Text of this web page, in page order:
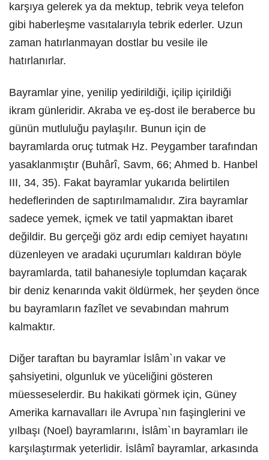
karşıya gelerek ya da mektup, tebrik veya telefon
gibi haberleşme vasıtalarıyla tebrik ederler. Uzun
zaman hatırlanmayan dostlar bu vesile ile
hatırlanırlar.
Bayramlar yine, yenilip yedirildiği, içilip içirildiği
ikram günleridir. Akraba ve eş-dost ile beraberce bu
günün mutluluğu paylaşılır. Bunun için de
bayramlarda oruç tutmak Hz. Peygamber tarafından
yasaklanmıştır (Buhârî, Savm, 66; Ahmed b. Hanbel
III, 34, 35). Fakat bayramlar yukarıda belirtilen
hedeflerinden de saptırılmamalıdır. Zira bayramlar
sadece yemek, içmek ve tatil yapmaktan ibaret
değildir. Bu gerçeği göz ardı edip cemiyet hayatını
düzenleyen ve aradaki uçurumları kaldıran böyle
bayramlarda, tatil bahanesiyle toplumdan kaçarak
bir deniz kenarında vakit öldürmek, her şeyden önce
bu bayramların fazîlet ve sevabından mahrum
kalmaktır.
Diğer taraftan bu bayramlar İslâm`ın vakar ve
şahsiyetini, olgunluk ve yüceliğini gösteren
müesseselerdir. Bu hakikati görmek için, Güney
Amerika karnavalları ile Avrupa`nın faşinglerini ve
yılbaşı (Noel) bayramlarını, İslâm`ın bayramları ile
karşılaştırmak yeterlidir. İslâmî bayramlar, arkasında